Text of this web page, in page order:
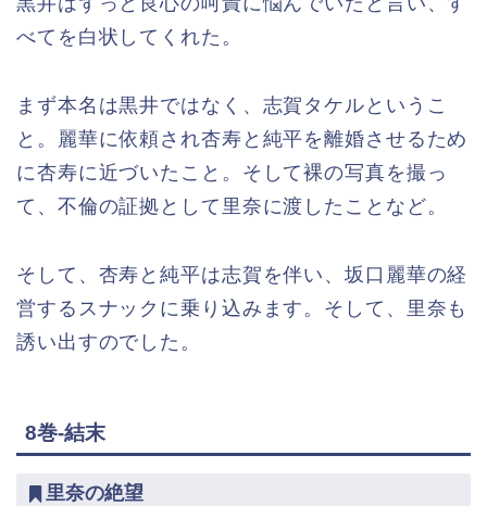
べてを白状してくれた。
まず本名は黒井ではなく、志賀タケルというこ
と。麗華に依頼され杏寿と純平を離婚させるため
に杏寿に近づいたこと。そして裸の写真を撮っ
て、不倫の証拠として里奈に渡したことなど。
そして、杏寿と純平は志賀を伴い、坂口麗華の経
営するスナックに乗り込みます。そして、里奈も
誘い出すのでした。
8巻-結末
里奈の絶望